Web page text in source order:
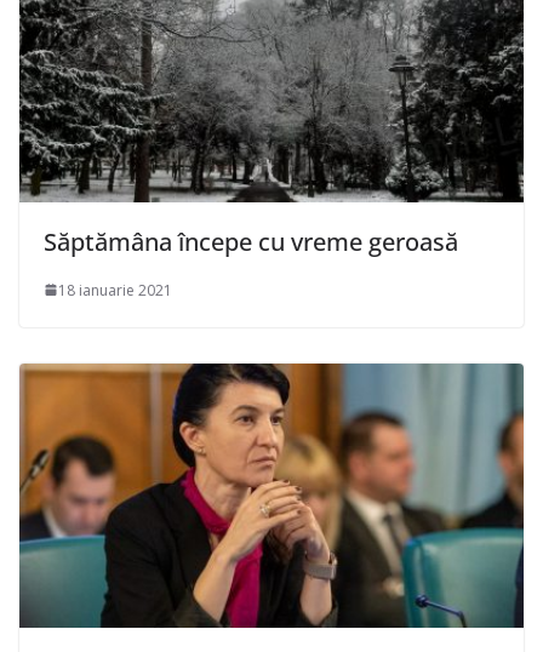
Săptămâna începe cu vreme geroasă
18 ianuarie 2021